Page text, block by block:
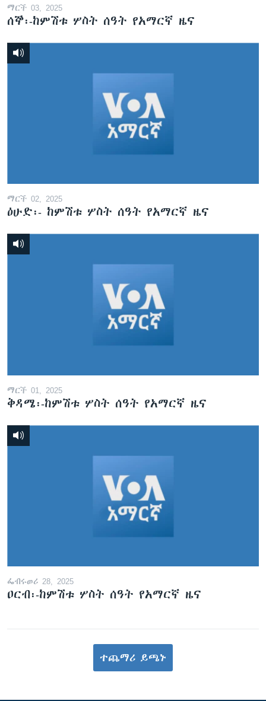
ማርች 03, 2025
ሰኞ፡-ከምሽቱ ሦስት ሰዓት የአማርኛ ዜና
ማርች 02, 2025
ዕሁድ፡- ከምሽቱ ሦስት ሰዓት የአማርኛ ዜና
ማርች 01, 2025
ቅዳሜ፡-ከምሽቱ ሦስት ሰዓት የአማርኛ ዜና
ፌብሩወሪ 28, 2025
ዐርብ፡-ከምሽቱ ሦስት ሰዓት የአማርኛ ዜና
ተጨማሪ ይጫኑ